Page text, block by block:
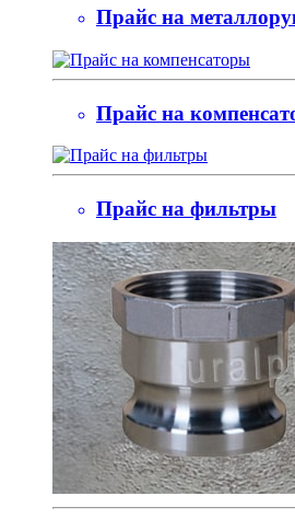
Прайс на
Прайс на
Прайс на фильтры